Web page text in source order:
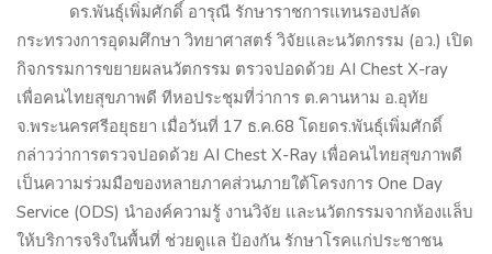
ดร.พันธุ์เพิ่มศักดิ์ อารุณี รักษาราชการแทนรองปลัด
กระทรวงการอุดมศึกษา วิทยาศาสตร์ วิจัยและนวัตกรรม (อว.) เปิด
กิจกรรมการขยายผลนวัตกรรม ตรวจปอดด้วย AI Chest X-ray
เพื่อคนไทยสุขภาพดี ทีหอประชุมที่ว่าการ ต.คานหาม อ.อุทัย
จ.พระนครศรีอยุธยา เมื่อวันที่ 17 ธ.ค.68 โดยดร.พันธุ์เพิ่มศักดิ์
กล่าวว่าการตรวจปอดด้วย AI Chest X-Ray เพื่อคนไทยสุขภาพดี
เป็นความร่วมมือของหลายภาคส่วนภายใต้โครงการ One Day
Service (ODS) นำองค์ความรู้ งานวิจัย และนวัตกรรมจากห้องแล็บ
ให้บริการจริงในพื้นที่ ช่วยดูแล ป้องกัน รักษาโรคแก่ประชาชน